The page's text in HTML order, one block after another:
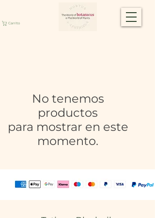
Carrito
No tenemos
productos
para mostrar en este
momento.